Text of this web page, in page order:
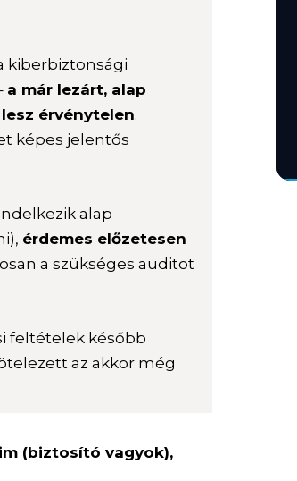
kiberbiztonsági
a már lezárt, alap
érvénytelen.
képes jelentős
alap
érdemes előzetesen
a szükséges auditot
feltételek később
az akkor még
(biztosító vagyok),